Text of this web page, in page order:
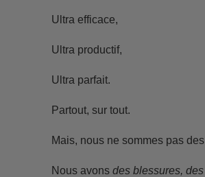
Ultra efficace,
Ultra productif,
Ultra parfait.
Partout, sur tout.
Mais, nous ne sommes pas
Nous avons des blessures,